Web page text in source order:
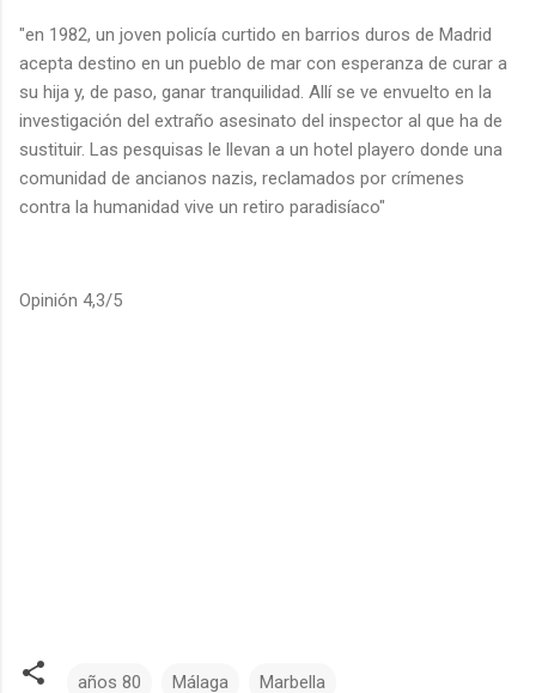
"en 1982, un joven policía curtido en barrios duros de Madrid
acepta destino en un pueblo de mar con esperanza de curar a
su hija y, de paso, ganar tranquilidad. Allí se ve envuelto en la
investigación del extraño asesinato del inspector al que ha de
sustituir. Las pesquisas le llevan a un hotel playero donde una
comunidad de ancianos nazis, reclamados por crímenes
contra la humanidad vive un retiro paradisíaco"
Opinión 4,3/5
años 80 Málaga Marbella